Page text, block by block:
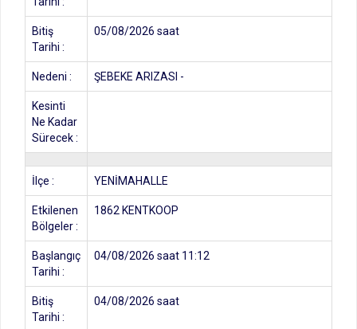
Bitiş
Tarihi :
05/08/2026 saat
Nedeni : ŞEBEKE ARIZASI -
Kesinti
Ne Kadar
Sürecek :
İlçe : YENİMAHALLE
Etkilenen
Bölgeler :
1862 KENTKOOP
Başlangıç
Tarihi :
04/08/2026 saat 11:12
Bitiş
Tarihi :
04/08/2026 saat